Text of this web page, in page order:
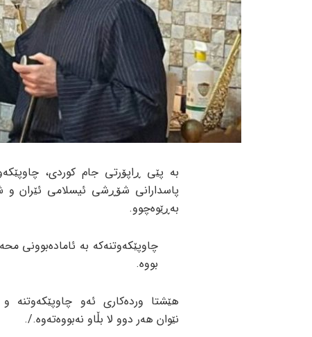
بە پێی ڕاپۆرتی جام کوردی،
پاسدارانی شۆڕشی ئیسلامی ئێران
بەڕێوەچوو.
چاوپێکەوتنەکە بە ئامادەبوونی
بووە.
هێشتا وردەکاری ئەو چاوپێکەوتنە و
نێوان هەر دوو لا بڵاو نەبووەتەوە./.